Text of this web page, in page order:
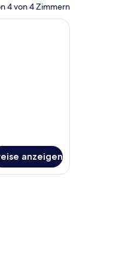
4 von 4 Zimmern
mit Bett, Nachttischen,
anzeigen